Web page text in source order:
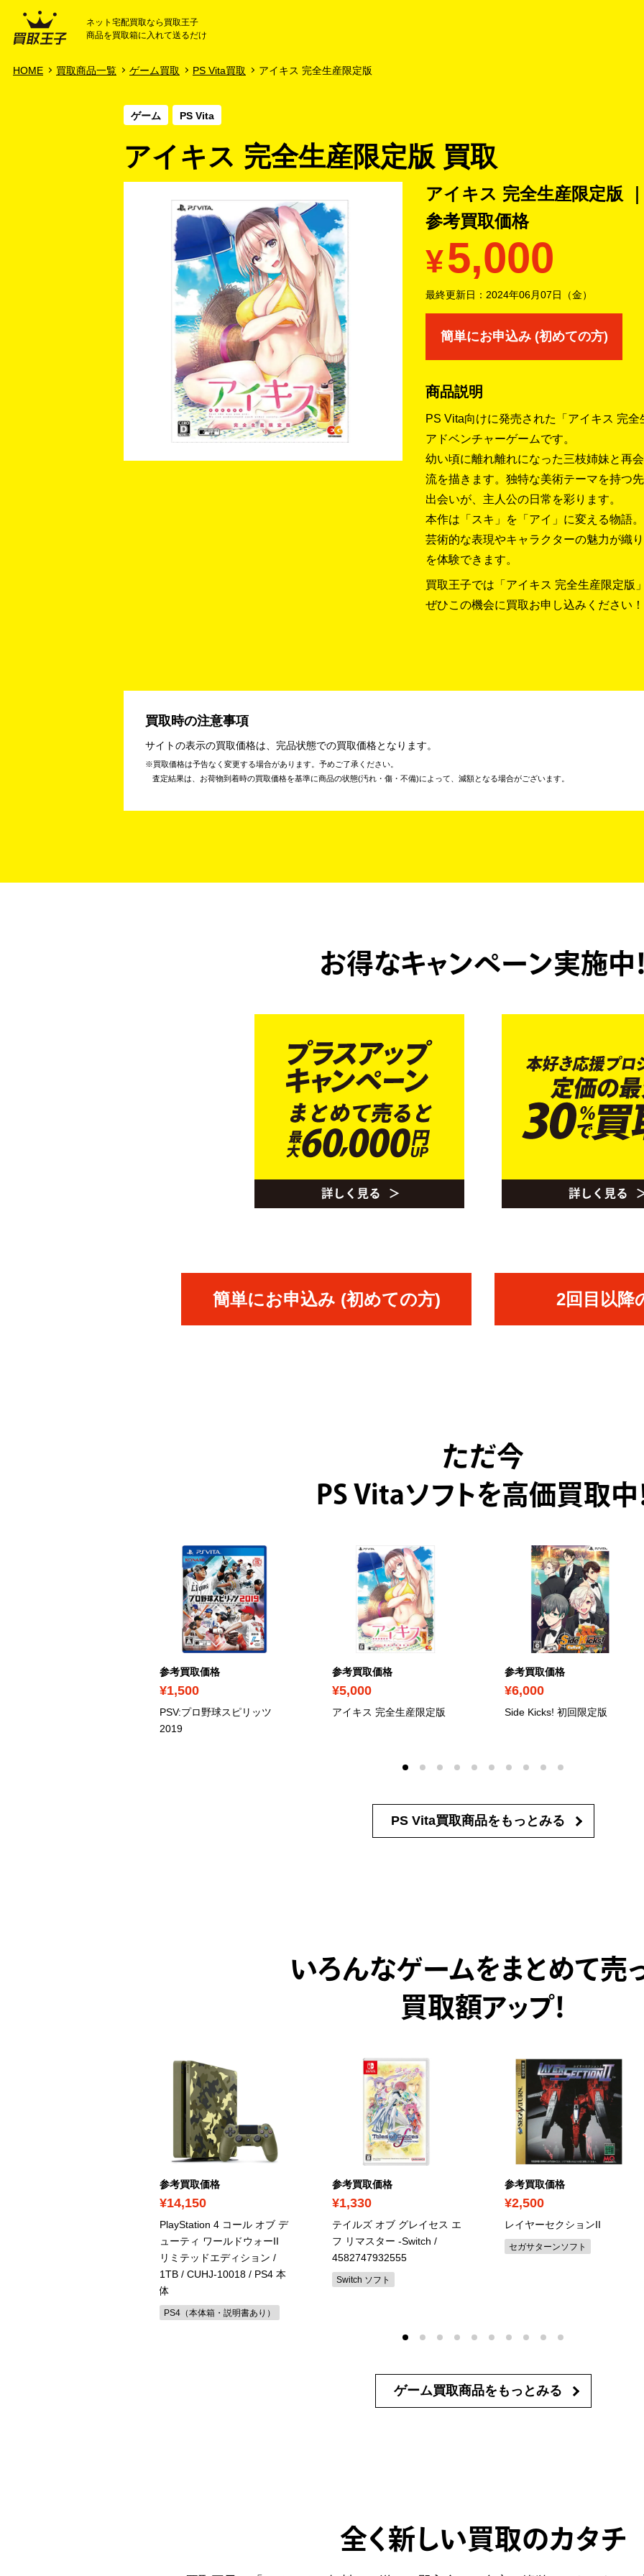
HOME
ネット宅配買取なら買取王子
商品を買取箱に入れて送るだけ
HOME 買取商品一覧 ゲーム買取 PS Vita買取 アイキス 完全生産限定版
ゲーム PS Vita
アイキス 完全生産限定版 買取
アイキス 完全生産限定版
参考買取価格
¥5,000
最終更新日： 2024年06月07日（金）
簡単にお申込み (初めての方)
商品説明
PS Vita向けに発売された「アイキス 完
アドベンチャーゲームです。
幼い頃に離れ離れになった三枝姉妹と再
流を描きます。独特な美術テーマを持つ
出会いが、主人公の日常を彩ります。
本作は「スキ」を「アイ」に変える物語。
芸術的な表現やキャラクターの魅力が織
を体験できます。
買取王子では「アイキス 完全生産限定版
ぜひこの機会に買取お申し込みください！
買取時の注意事項
サイトの表示の買取価格は、完品状態での買取価格となります。
買取価格は予告なく変更する場合があります。予めご了承ください。
査定結果は、お荷物到着時の買取価格を基準に商品の状態(汚れ・傷・不備)によって、減額となる場合がございます。
お得なキャンペーン実施中
簡単にお申込み (初めての方) 2回目以降
ただ今
PS Vitaソフトを高価買取中
参考買取価格
¥1,500
PSV:プロ野球スピリッツ
2019
参考買取価格
¥5,000
アイキス 完全生産限定版
参考買取価格
¥6,000
Side Kicks! 初回限定版
PS Vita買取商品を もっとみる
いろんなゲームをまとめて売
買取額アップ！
参考買取価格
¥14,150
PlayStation 4 コール オブ デ
ューティ ワールドウォーII
リミテッドエディション /
1TB / CUHJ-10018 / PS4 本
体
PS4（本体箱・説明書あり）
参考買取価格
¥1,330
テイルズ オブ グレイセス エ
フ リマスター -Switch /
4582747932555
Switch ソフト
参考買取価格
¥2,500
レイヤーセクションII
セガサターンソフト
ゲーム買取商品を もっとみる
全く新しい買取のカタチ